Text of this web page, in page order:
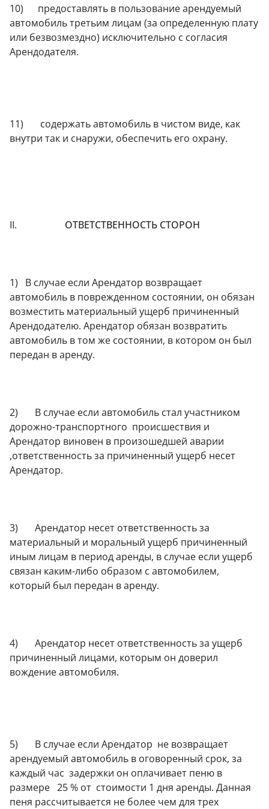
10) предоставлять в пользование арендуемый
автомобиль третьим лицам (за определенную плату
или безвозмездно) исключительно с согласия
Арендодателя.
11) содержать автомобиль в чистом виде, как
внутри так и снаружи, обеспечить его охрану.
II. ОТВЕТСТВЕННОСТЬ СТОРОН
1) В случае если Арендатор возвращает
автомобиль в поврежденном состоянии, он обязан
возместить материальный ущерб причиненный
Арендодателю. Арендатор обязан возвратить
автомобиль в том же состоянии, в котором он был
передан в аренду.
2) В случае если автомобиль стал участником
дорожно-транспортного происшествия и
Арендатор виновен в произошедшей аварии
,ответственность за причиненный ущерб несет
Арендатор.
3) Арендатор несет ответственность за
материальный и моральный ущерб причиненный
иным лицам в период аренды, в случае если ущерб
связан каким-либо образом с автомобилем,
который был передан в аренду.
4) Арендатор несет ответственность за ущерб
причиненный лицами, которым он доверил
вождение автомобиля.
5) В случае если Арендатор не возвращает
арендуемый автомобиль в оговоренный срок, за
каждый час задержки он оплачивает пеню в
размере 25 % от стоимости 1 дня аренды. Данная
пеня рассчитывается не более чем для трех